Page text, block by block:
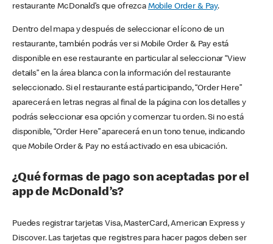
restaurante McDonald’s que ofrezca Mobile Order & Pay.
Dentro del mapa y después de seleccionar el ícono de un
restaurante, también podrás ver si Mobile Order & Pay está
disponible en ese restaurante en particular al seleccionar “View
details” en la área blanca con la información del restaurante
seleccionado. Si el restaurante está participando, “Order Here”
aparecerá en letras negras al final de la página con los detalles y
podrás seleccionar esa opción y comenzar tu orden. Si no está
disponible, “Order Here” aparecerá en un tono tenue, indicando
que Mobile Order & Pay no está activado en esa ubicación.
¿Qué formas de pago son aceptadas por el
app de McDonald’s?
Puedes registrar tarjetas Visa, MasterCard, American Express y
Discover. Las tarjetas que registres para hacer pagos deben ser